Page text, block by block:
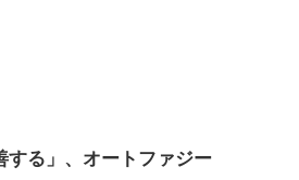
する」、オートファジー